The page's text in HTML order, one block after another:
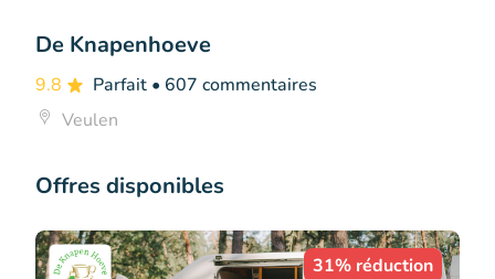
De Knapenhoeve
9.8 Parfait • 607 commentaires
Veulen
Offres disponibles
31% réduction